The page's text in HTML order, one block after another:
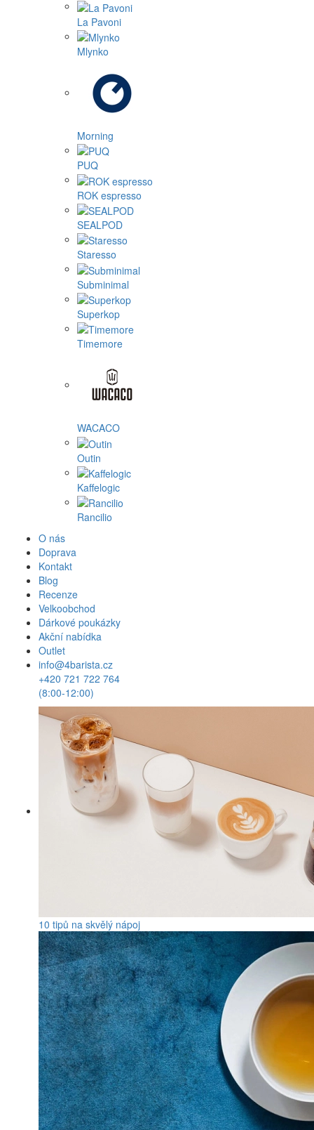
La Pavoni
Mlynko
Morning
PUQ
ROK espresso
SEALPOD
Staresso
Subminimal
Superkop
Timemore
WACACO
Outin
Kaffelogic
Rancilio
O nás
Doprava
Kontakt
Blog
Recenze
Velkoobchod
Dárkové poukázky
Akční nabídka
Outlet
info@4barista.cz
+420 721 722 764
(8:00-12:00)
10 tipů na skvělý nápoj